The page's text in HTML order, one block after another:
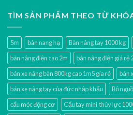
TÌM SẢN PHẨM THEO TỪ
5m bàn nang hạ Bàn nâng tay 1000 kg
bàn nâng điện cao 2m
bàn nâng điện giá rẻ
bán xe nâng bàn 800kg cao 1m5 gía rẻ
bán
bán xe nâng tay của đức nhập khẩu
Bộ
cẩu móc động cơ
Cẩu tay mini thủy lực